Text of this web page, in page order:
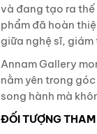
và đang tạo ra
phẩm đã hoàn
giữa nghệ sĩ,
Annam Gallery
nằm yên trong
song hành mà
ĐỐI TƯỢNG